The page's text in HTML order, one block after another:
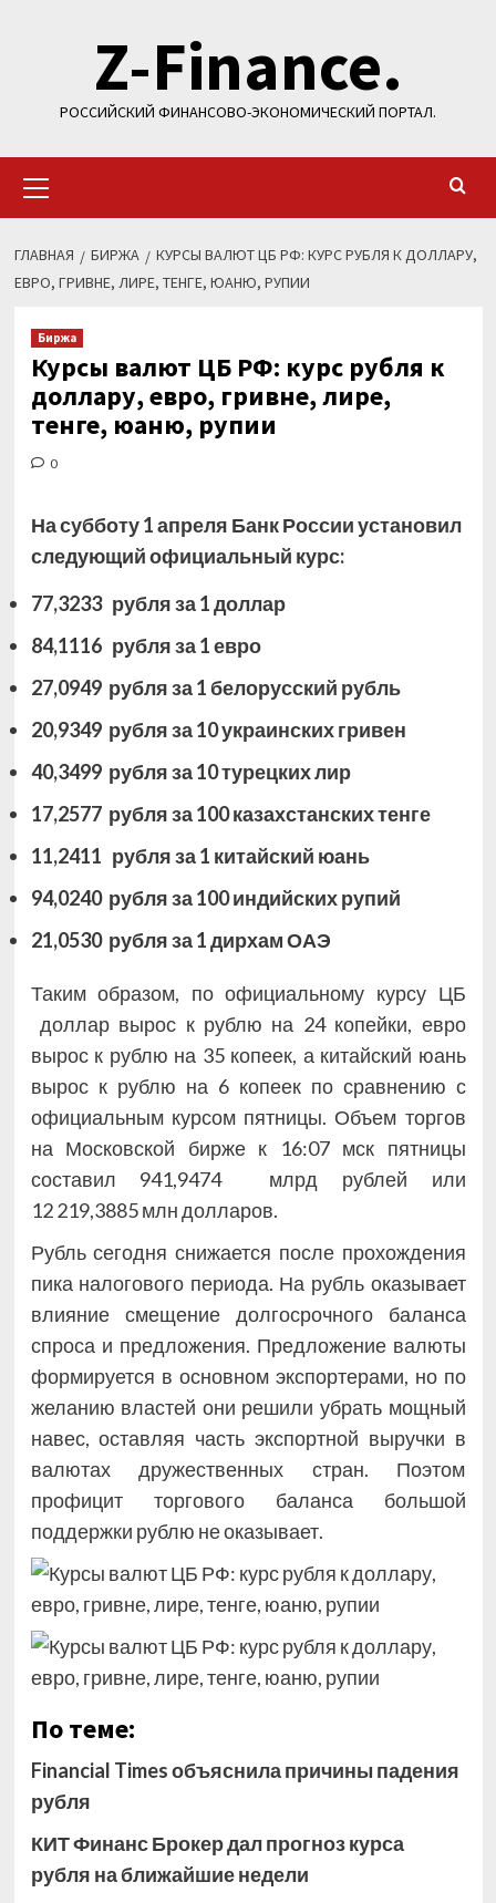
содержимомуZ-Finance.
РОССИЙСКИЙ ФИНАНСОВО-ЭКОНОМИЧЕСКИЙ ПОРТАЛ.
меню
ГЛАВНАЯ БИРЖА
КУРСЫ ВАЛЮТ ЦБ РФ: КУРС РУБЛЯ К ДОЛЛАРУ,
ЕВРО, ГРИВНЕ, ЛИРЕ, ТЕНГЕ, ЮАНЮ, РУПИИ
Биржа
Курсы валют ЦБ РФ: курс рубля к
доллару, евро, гривне, лире,
тенге, юаню, рупии
0
На субботу 1 апреля Банк России установил
следующий официальный курс:
77,3233 рубля за 1 доллар
84,1116 рубля за 1 евро
27,0949 рубля за 1 белорусский рубль
20,9349 рубля за 10 украинских гривен
40,3499 рубля за 10 турецких лир
17,2577 рубля за 100 казахстанских тенге
11,2411 рубля за 1 китайский юань
94,0240 рубля за 100 индийских рупий
21,0530 рубля за 1 дирхам ОАЭ
Таким образом, по официальному курсу ЦБ
доллар вырос к рублю на 24 копейки, евро
вырос к рублю на 35 копеек, а китайский юань
вырос к рублю на 6 копеек по сравнению с
официальным курсом пятницы. Объем торгов
на Московской бирже к 16:07 мск пятницы
составил 941,9474 млрд рублей или
12 219,3885 млн долларов.
Рубль сегодня снижается после прохождения
пика налогового периода. На рубль оказывает
влияние смещение долгосрочного баланса
спроса и предложения. Предложение валюты
формируется в основном экспортерами, но по
желанию властей они решили убрать мощный
навес, оставляя часть экспортной выручки в
валютах дружественных стран. Поэтом
профицит торгового баланса большой
поддержки рублю не оказывает.
По теме:
Financial Times объяснила причины падения
рубля
КИТ Финанс Брокер дал прогноз курса
рубля на ближайшие недели